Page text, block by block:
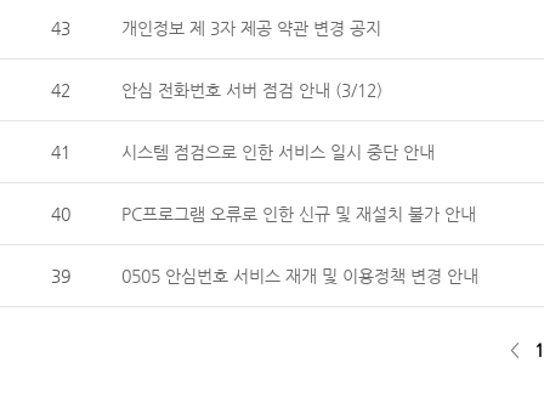
43 개인정보 제 3자 제공 약관 변경 공지
42 안심 전화번호 서버 점검 안내 (3/12)
41 시스템 점검으로 인한 서비스 일시 중단 안내
40 PC프로그램 오류로 인한 신규 및 재설치 불가 안내
39 0505 안심번호 서비스 재개 및 이용정책 변경 안내
< 1